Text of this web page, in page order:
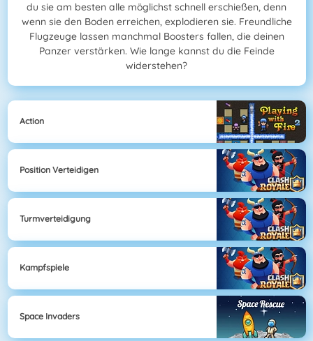
du sie am besten alle möglichst schnell erschießen, denn
wenn sie den Boden erreichen, explodieren sie. Freundliche
Flugzeuge lassen manchmal Boosters fallen, die deinen
Panzer verstärken. Wie lange kannst du die Feinde
widerstehen?
Action
Position Verteidigen
Turmverteidigung
Kampfspiele
Space Invaders